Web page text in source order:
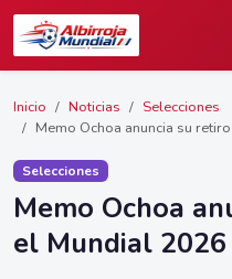
Inicio Noticias
Selecciones
Memo Ochoa anuncia su
Selecciones
Memo Ochoa
el Mundial